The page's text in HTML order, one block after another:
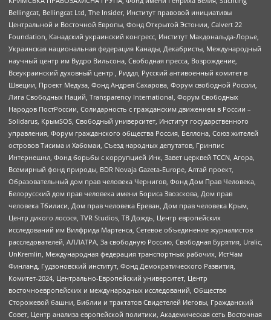
Bellingcat, Bellingcat Ltd, The Insider, Институт правовой инициативы
Центральной и Восточной Европы, Фонд Открытой Эстонии, Calvert 22
Foundation, Канадский украинский конгресс, Институт Макдональда-Лорье,
Украинская национальная федерация Канады, Декабристы, Международный
научный центр им Вудро Вильсона, Свободная пресса, Возрождение,
Всеукраинский духовный центр , Риддл, Русский антивоенный комитет в
Швеции, Проект Медуза, Фонд Андрея Сахарова, Форум свободной России,
Лига Свободных Наций, Transparеncy International, Форум Свободных
Народов ПостРоссии, Солидарность с гражданским движением в России –
Solidarus, КрымSOS, Свободный университет, Институт государственного
управления, Форум гражданского общества Россия, Беллона, Союз жителей
островов Тисима и Хабомаи, Съезд народных депутатов, Гринпис
Интернешнл, Фонд борьбы с коррупцией Инк, Завет церквей TCCN, Агора,
Всемирный фонд природы, BDR Novaja Gazeta-Europe, Алтай проект,
Образовательный дом прав человека Чернигов, Фонд Дом Прав Человека,
Белорусский дом прав человека имени Бориса Звозскова, Дом прав
человека Тбилиси, Дом прав человека Ереван, Дом прав человека Крым,
Центр дикого лосося, TVR Studios, ТВ Дождь, Центр европейских
исследований им Вилфрида Мартенса, Сетевое объединение журналистов
расследователей, АЛЛАТРА, За свободную Россию, Свободная Бурятия, Uralic,
UnKremlin, Международная федерация транспортных рабочих, ИстЧам
Финланд, Гудзоновский институт, Фонд Демократического Развития,
Комитет-2024, Центрально-Европейский университет, Центр
восточноевропейских и международных исследований, Общество
Сторожевой башни, Библии и трактатов Свидетелей Иеговы, Гражданский
Совет, Центр анализа европейской политики, Академическая сеть Восточная